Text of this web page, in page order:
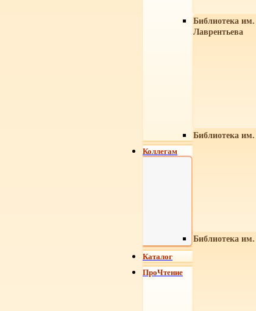
Библиотека
Лаврентьева
Библиотека
Библиотека
Коллегам
Каталог
ПроЧтение